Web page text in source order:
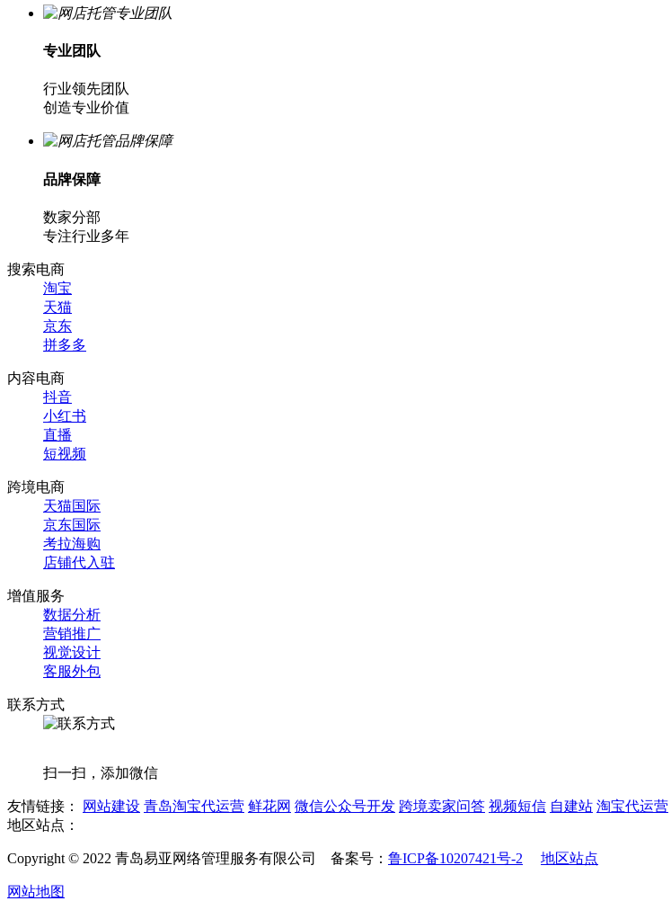
专业团队
行业领先团队
创造专业价值
品牌保障
数家分部
专注行业多年
搜索电商
淘宝
天猫
京东
拼多多
内容电商
抖音
小红书
直播
短视频
跨境电商
天猫国际
京东国际
考拉海购
店铺代入驻
增值服务
数据分析
营销推广
视觉设计
客服外包
联系方式
扫一扫，添加微信
友情链接： 网站建设 青岛淘宝代运营 鲜花网 微信公众号开发 跨境卖家问答 视频短信 自建站 淘宝代运营
地区站点：
Copyright © 2022 青岛易亚网络管理服务有限公司 备案号： 鲁ICP备10207421号-2 地区站点
网站地图